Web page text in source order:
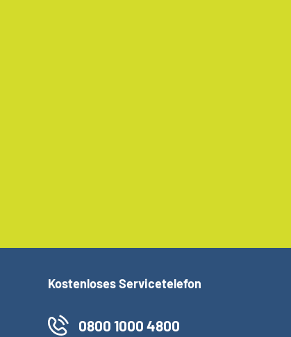
Kostenloses Servicetelefon
0800 1000 4800